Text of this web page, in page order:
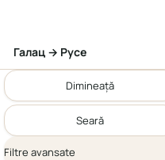
Галац → Русе
Dimineață
Seară
Filtre avansate